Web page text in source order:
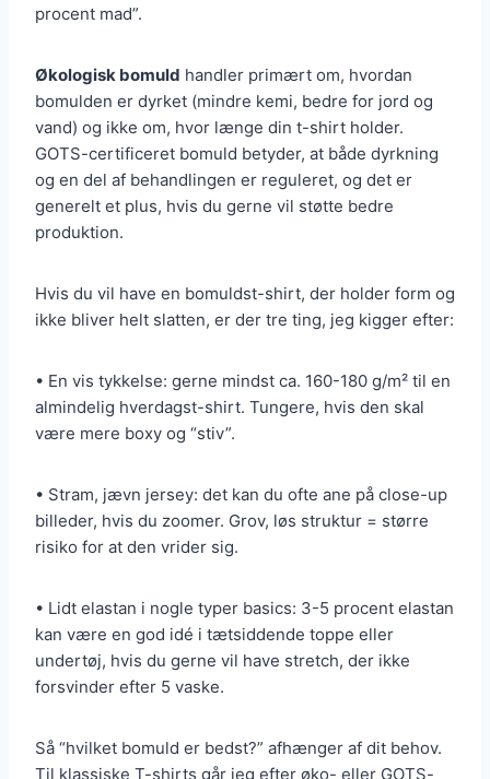
procent mad”.
Økologisk bomuld handler primært om, hvordan
bomulden er dyrket (mindre kemi, bedre for jord og
vand) og ikke om, hvor længe din t-shirt holder.
GOTS-certificeret bomuld betyder, at både dyrkning
og en del af behandlingen er reguleret, og det er
generelt et plus, hvis du gerne vil støtte bedre
produktion.
Hvis du vil have en bomuldst-shirt, der holder form og
ikke bliver helt slatten, er der tre ting, jeg kigger efter:
• En vis tykkelse: gerne mindst ca. 160-180 g/m² til en
almindelig hverdagst-shirt. Tungere, hvis den skal
være mere boxy og “stiv”.
• Stram, jævn jersey: det kan du ofte ane på close-up
billeder, hvis du zoomer. Grov, løs struktur = større
risiko for at den vrider sig.
• Lidt elastan i nogle typer basics: 3-5 procent elastan
kan være en god idé i tætsiddende toppe eller
undertøj, hvis du gerne vil have stretch, der ikke
forsvinder efter 5 vaske.
Så “hvilket bomuld er bedst?” afhænger af dit behov.
Til klassiske T-shirts går jeg efter øko- eller GOTS-